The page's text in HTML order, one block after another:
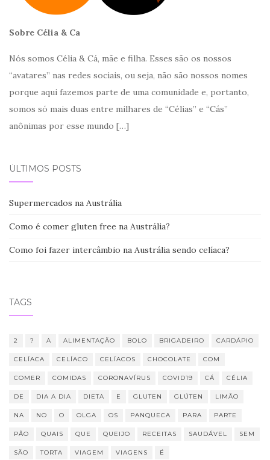
Sobre Célia & Ca
Nós somos Célia & Cá, mãe e filha. Esses são os nossos
“avatares” nas redes sociais, ou seja, não são nossos nomes
porque aqui fazemos parte de uma comunidade e, portanto,
somos só mais duas entre milhares de “Célias” e “Cás”
anônimas por esse mundo […]
ÚLTIMOS POSTS
Supermercados na Austrália
Como é comer gluten free na Austrália?
Como foi fazer intercâmbio na Austrália sendo celíaca?
TAGS
2 ? A ALIMENTAÇÃO BOLO BRIGADEIRO CARDÁPIO
CELÍACA CELÍACO CELÍACOS CHOCOLATE COM
COMER COMIDAS CORONAVÍRUS COVID19 CÁ CÉLIA
DE DIA A DIA DIETA E GLUTEN GLÚTEN LIMÃO
NA NO O OLGA OS PANQUECA PARA PARTE
PÃO QUAIS QUE QUEIJO RECEITAS SAUDÁVEL SEM
SÃO TORTA VIAGEM VIAGENS É